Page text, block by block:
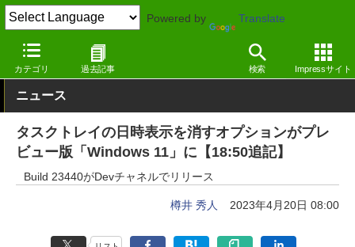
Powered by Translate
カテゴリ 過去記事 検索 Impressサイト
窓の杜 システム・ファイル Windows
ニュース
タスクトレイの日時表示を消すオプションがプレ
ビュー版「Windows 11」に【18:50追記】
Build 23440がDevチャネルでリリース
樽井 秀人 2023年4月20日 08:00